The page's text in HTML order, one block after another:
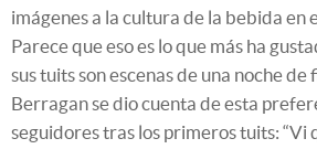
imágenes a la cultura de la bebida en
Parece que eso es lo que más ha
sus tuits son escenas de una noche de
Berragan se dio cuenta de esta
seguidores tras los primeros tuits: “Vi